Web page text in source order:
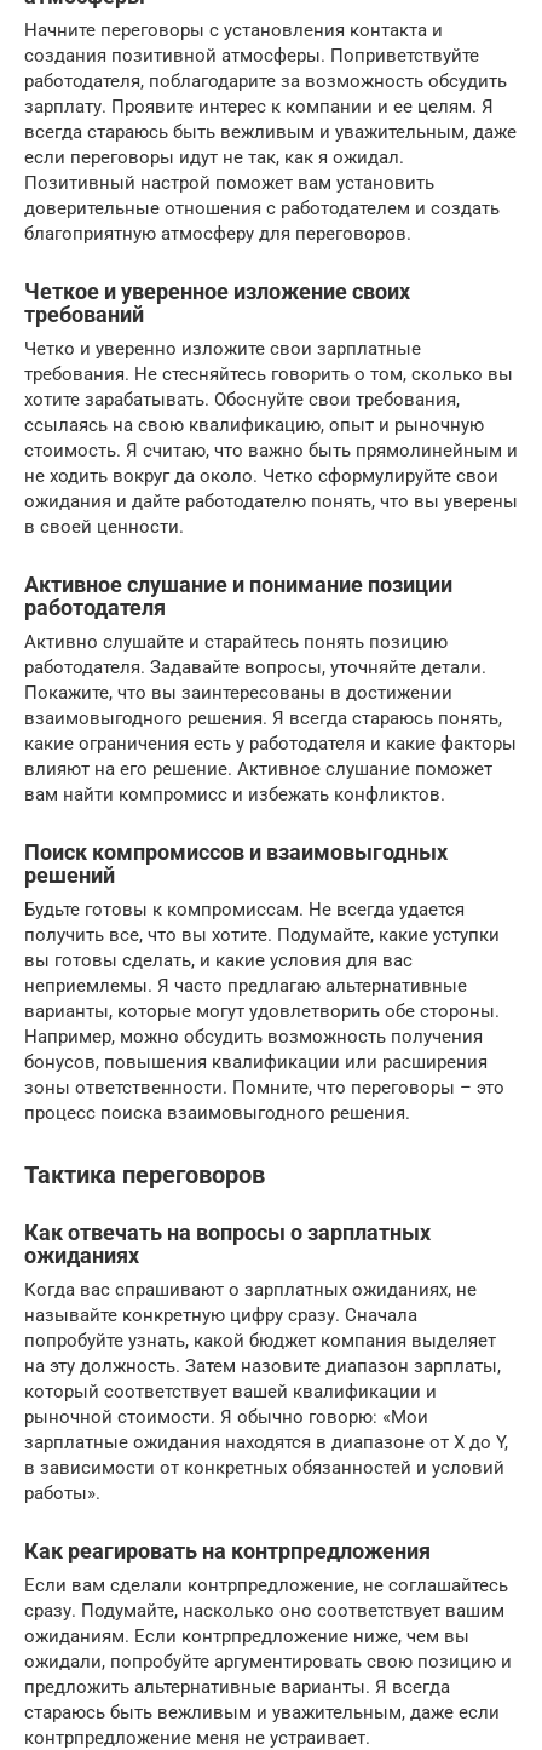
Начните переговоры с установления контакта и
создания позитивной атмосферы. Поприветствуйте
работодателя, поблагодарите за возможность обсудить
зарплату. Проявите интерес к компании и ее целям. Я
всегда стараюсь быть вежливым и уважительным, даже
если переговоры идут не так, как я ожидал.
Позитивный настрой поможет вам установить
доверительные отношения с работодателем и создать
благоприятную атмосферу для переговоров.
Четкое и уверенное изложение своих
требований
Четко и уверенно изложите свои зарплатные
требования. Не стесняйтесь говорить о том, сколько вы
хотите зарабатывать. Обоснуйте свои требования,
ссылаясь на свою квалификацию, опыт и рыночную
стоимость. Я считаю, что важно быть прямолинейным и
не ходить вокруг да около. Четко сформулируйте свои
ожидания и дайте работодателю понять, что вы уверены
в своей ценности.
Активное слушание и понимание позиции
работодателя
Активно слушайте и старайтесь понять позицию
работодателя. Задавайте вопросы, уточняйте детали.
Покажите, что вы заинтересованы в достижении
взаимовыгодного решения. Я всегда стараюсь понять,
какие ограничения есть у работодателя и какие факторы
влияют на его решение. Активное слушание поможет
вам найти компромисс и избежать конфликтов.
Поиск компромиссов и взаимовыгодных
решений
Будьте готовы к компромиссам. Не всегда удается
получить все, что вы хотите. Подумайте, какие уступки
вы готовы сделать, и какие условия для вас
неприемлемы. Я часто предлагаю альтернативные
варианты, которые могут удовлетворить обе стороны.
Например, можно обсудить возможность получения
бонусов, повышения квалификации или расширения
зоны ответственности. Помните, что переговоры – это
процесс поиска взаимовыгодного решения.
Тактика переговоров
Как отвечать на вопросы о зарплатных
ожиданиях
Когда вас спрашивают о зарплатных ожиданиях, не
называйте конкретную цифру сразу. Сначала
попробуйте узнать, какой бюджет компания выделяет
на эту должность. Затем назовите диапазон зарплаты,
который соответствует вашей квалификации и
рыночной стоимости. Я обычно говорю: «Мои
зарплатные ожидания находятся в диапазоне от X до Y,
в зависимости от конкретных обязанностей и условий
работы».
Как реагировать на контрпредложения
Если вам сделали контрпредложение, не соглашайтесь
сразу. Подумайте, насколько оно соответствует вашим
ожиданиям. Если контрпредложение ниже, чем вы
ожидали, попробуйте аргументировать свою позицию и
предложить альтернативные варианты. Я всегда
стараюсь быть вежливым и уважительным, даже если
контрпредложение меня не устраивает.